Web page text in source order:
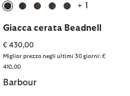
+ 1
Giacca cerata Beadnell
€ 430,00
Miglior prezzo negli ultimi 30 giorni: €
410,00
Barbour